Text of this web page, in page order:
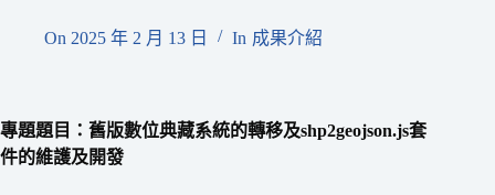
On 2025 年 2 月 13 日 In 成果介紹
專題題目：舊版數位典藏系統的轉移及shp2geojson.js套
件的維護及開發